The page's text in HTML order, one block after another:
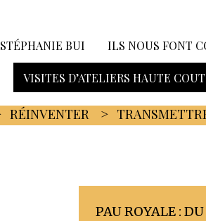
STÉPHANIE BUI ILS NOUS FONT
VISITES D’ATELIERS HAUTE
RÉINVENTER
PAU ROYALE :